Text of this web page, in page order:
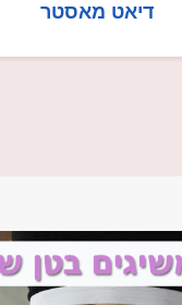
דיאט מאסטר